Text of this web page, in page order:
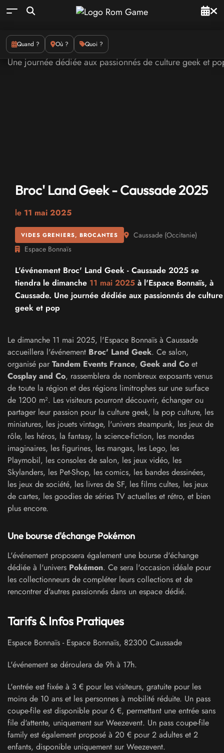
Quand ? Où ? Quoi ?
Broc' Land Geek - Caussade 2025
le 11 mai 2025
VIDES GRENIERS, BROCANTES Caussade (Occitanie)
Espace Bonnaïs
L'événement Broc' Land Geek - Caussade 2025 se
tiendra le dimanche 11 mai 2025 à l'Espace Bonnaïs, à
Caussade. Une journée dédiée aux passionnés de culture
geek et pop
Le dimanche 11 mai 2025, l'Espace Bonnaïs à Caussade
accueillera l'événement Broc' Land Geek. Ce salon,
organisé par Tandem Events France, Geek and Co et
Cosplay and Co, rassemblera de nombreux exposants venus
de toute la région et des régions limitrophes sur une surface
de 1200 m². Les visiteurs pourront découvrir, échanger ou
partager leur passion pour la culture geek, la pop culture, les
miniatures, les jouets vintage, l'univers steampunk, les jeux de
rôle, les héros, la fantasy, la science-fiction, les mondes
imaginaires, les figurines, les mangas, les Lego, les
Playmobil, les consoles de salon, les jeux vidéo, les
Skylanders, les Pet-Shop, les comics, les bandes dessinées,
les jeux de société, les livres de SF, les films cultes, les jeux
de cartes, les goodies de séries TV actuelles et rétro, et bien
plus encore.
Une bourse d'échange Pokémon
L'événement proposera également une bourse d'échange
dédiée à l'univers Pokémon. Ce sera l'occasion idéale pour
les collectionneurs de compléter leurs collections et de
rencontrer d'autres passionnés dans un espace dédié.
Tarifs & Infos Pratiques
Espace Bonnaïs - Espace Bonnaïs, 82300 Caussade
L'événement se déroulera de 9h à 17h.
L'entrée est fixée à 3 € pour les visiteurs, gratuite pour les
moins de 10 ans et les personnes à mobilité réduite. Un pass
coupe-file est disponible pour 6 €, permettant une entrée sans
file d'attente, uniquement sur Weezevent. Un pass coupe-file
family est également proposé à 20 € pour 2 adultes et 2
enfants, disponible uniquement sur Weezevent.